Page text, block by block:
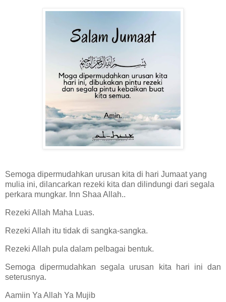
Semoga dipermudahkan urusan kita di hari Jumaat yang
mulia ini, dilancarkan rezeki kita dan dilindungi dari segala
perkara mungkar. Inn Shaa Allah..
Rezeki Allah Maha Luas.
Rezeki Allah itu tidak di sangka-sangka.
Rezeki Allah pula dalam pelbagai bentuk.
Semoga dipermudahkan segala urusan kita hari ini dan
seterusnya.
Aamiin Ya Allah Ya Mujib